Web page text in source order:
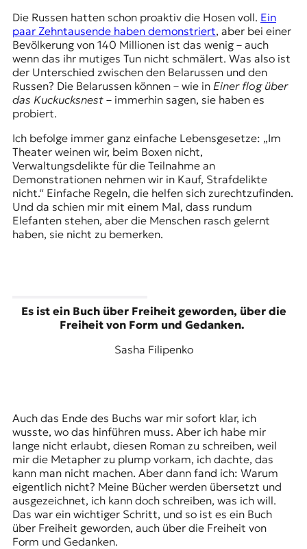
Die Russen hatten schon proaktiv die Hosen voll. Ein
paar Zehntausende haben demonstriert, aber bei einer
Bevölkerung von 140 Millionen ist das wenig – auch
wenn das ihr mutiges Tun nicht schmälert. Was also ist
der Unterschied zwischen den Belarussen und den
Russen? Die Belarussen können – wie in Einer flog über
das Kuckucksnest– immerhin sagen, sie haben es
probiert.
Ich befolge immer ganz einfache Lebensgesetze: „Im
Theater weinen wir, beim Boxen nicht,
Verwaltungsdelikte für die Teilnahme an
Demonstrationen nehmen wir in Kauf, Strafdelikte
nicht.“ Einfache Regeln, die helfen sich zurechtzufinden.
Und da schien mir mit einem Mal, dass rundum
Elefanten stehen, aber die Menschen rasch gelernt
haben, sie nicht zu bemerken.
Es ist ein Buch über Freiheit geworden, über die
Freiheit von Form und Gedanken.
Sasha Filipenko
Auch das Ende des Buchs war mir sofort klar, ich
wusste, wo das hinführen muss. Aber ich habe mir
lange nicht erlaubt, diesen Roman zu schreiben, weil
mir die Metapher zu plump vorkam, ich dachte, das
kann man nicht machen. Aber dann fand ich: Warum
eigentlich nicht? Meine Bücher werden übersetzt und
ausgezeichnet, ich kann doch schreiben, was ich will.
Das war ein wichtiger Schritt, und so ist es ein Buch
über Freiheit geworden, auch über die Freiheit von
Form und Gedanken.